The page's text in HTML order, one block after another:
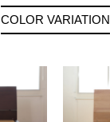
COLOR VARIATION